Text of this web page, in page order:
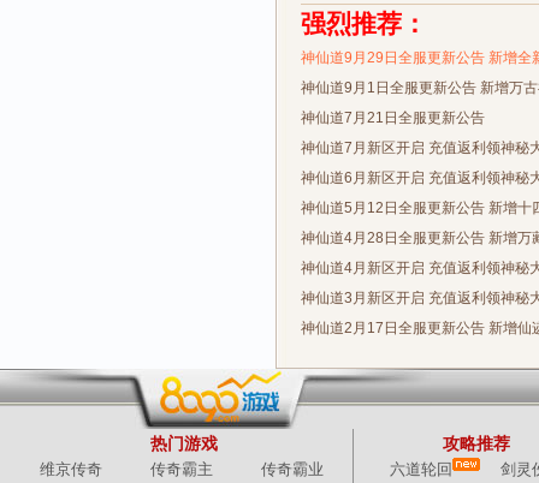
强烈推荐：
神仙道9月29日全服更新公告 新增全
神仙道9月1日全服更新公告 新增万
神仙道7月21日全服更新公告
神仙道7月新区开启 充值返利领神秘
神仙道6月新区开启 充值返利领神秘
神仙道5月12日全服更新公告 新增十
神仙道4月28日全服更新公告 新增万
神仙道4月新区开启 充值返利领神秘
神仙道3月新区开启 充值返利领神秘
神仙道2月17日全服更新公告 新增仙
热门游戏
维京传奇 传奇霸主
传奇霸业
攻略推荐
六道轮回
剑灵